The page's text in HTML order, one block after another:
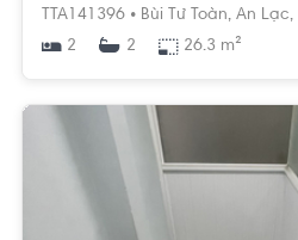
TTA141396 • Bùi Tư Toàn, An Lạc,
2
2 26.3 m²